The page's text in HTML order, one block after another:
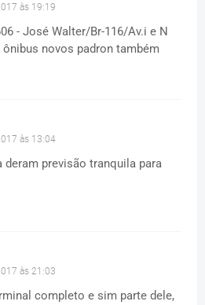
às 19:19
- José Walter/Br-116/Av.i e N
novos padron também
às 13:04
deram previsão tranquila para
às 21:03
completo e sim parte dele,